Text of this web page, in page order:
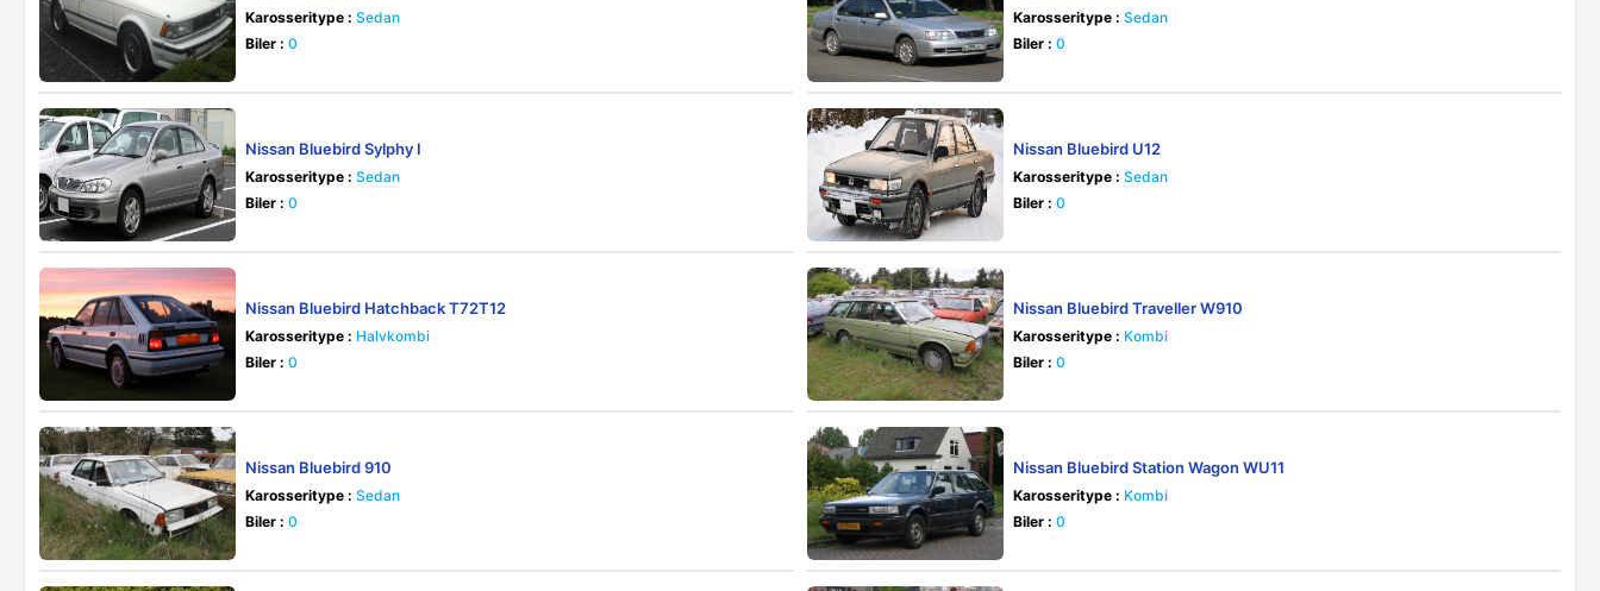
Karosseritype : Sedan
Biler : 0
Karosseritype : Sedan
Biler : 0
Nissan Bluebird Sylphy I
Karosseritype : Sedan
Biler : 0
Nissan Bluebird U12
Karosseritype : Sedan
Biler : 0
Nissan Bluebird Hatchback T72T12
Karosseritype : Halvkombi
Biler : 0
Nissan Bluebird Traveller W910
Karosseritype : Kombi
Biler : 0
Nissan Bluebird 910
Karosseritype : Sedan
Biler : 0
Nissan Bluebird Station Wagon WU11
Karosseritype : Kombi
Biler : 0